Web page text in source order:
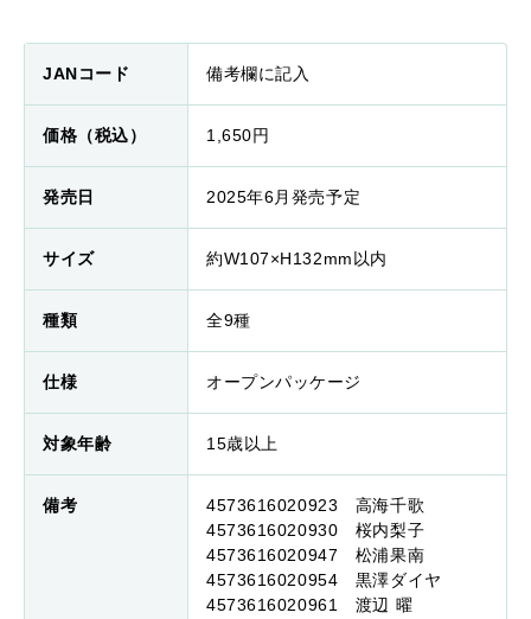
JANコード 備考欄に記入
価格（税込） 1,650円
発売日 2025年6月発売予定
サイズ 約W107×H132mm以内
種類 全9種
仕様 オープンパッケージ
対象年齢 15歳以上
備考
4573616020923 高海千歌
4573616020930 桜内梨子
4573616020947 松浦果南
4573616020954 黒澤ダイヤ
4573616020961 渡辺 曜